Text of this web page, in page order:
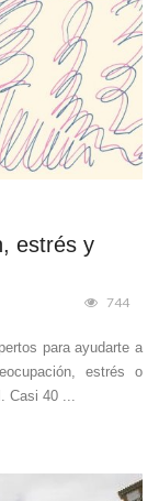
estrés y
744
para ayudarte a
estrés o
Casi 40 ...